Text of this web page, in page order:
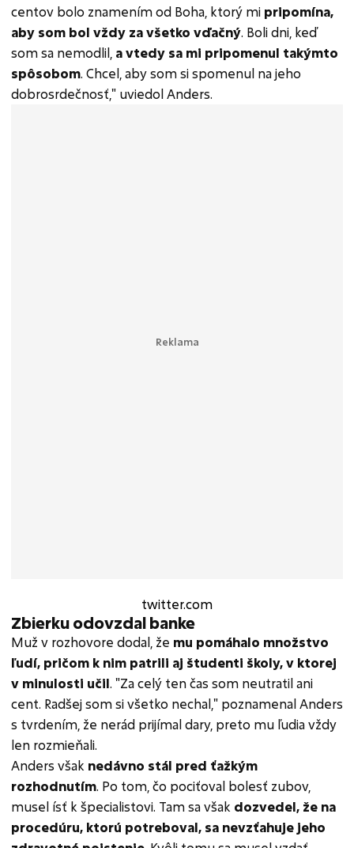
centov bolo znamením od Boha, ktorý mi pripomína,
aby som bol vždy za všetko vďačný. Boli dni, keď
som sa nemodlil, a vtedy sa mi pripomenul takýmto
spôsobom. Chcel, aby som si spomenul na jeho
dobrosrdečnosť," uviedol Anders.
twitter.com
Zbierku odovzdal banke
Muž v rozhovore dodal, že mu pomáhalo množstvo
ľudí, pričom k nim patrili aj študenti školy, v ktorej
v minulosti učil. "Za celý ten čas som neutratil ani
cent. Radšej som si všetko nechal," poznamenal Anders
s tvrdením, že nerád prijímal dary, preto mu ľudia vždy
len rozmieňali.
Anders však nedávno stál pred ťažkým
rozhodnutím. Po tom, čo pociťoval bolesť zubov,
musel ísť k špecialistovi. Tam sa však dozvedel, že na
procedúru, ktorú potreboval, sa nevzťahuje jeho